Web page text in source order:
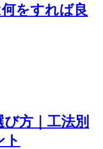
をすれば良
方｜工法別
ト